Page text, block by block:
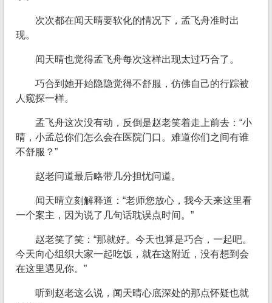
次次都在闻天晴要软化的情况下，孟飞舟准时出
现。
闻天晴也觉得孟飞舟每次这样出现太过巧合了。
巧合到她开始隐隐觉得不舒服，仿佛自己的行踪被
人窥探一样。
孟飞舟这次没有动，反倒是赵老笑着走上前去：“小
晴，小孟总你们怎么会在医院门口。难道你们之间有谁
不舒服？”
赵老问道最后略带几分担忧问道。
闻天晴立刻解释道：“老师您放心，我今天来这里看
一个案主，因为说了几句话耽误点时间。”
赵老笑了笑：“那就好。今天也算是巧合，一起吧。
今天向心组织大家一起吃饭，就在这附近，没有想到会
在这里遇见你。”
听到赵老这么说，闻天晴心底深处的那点怀疑也就